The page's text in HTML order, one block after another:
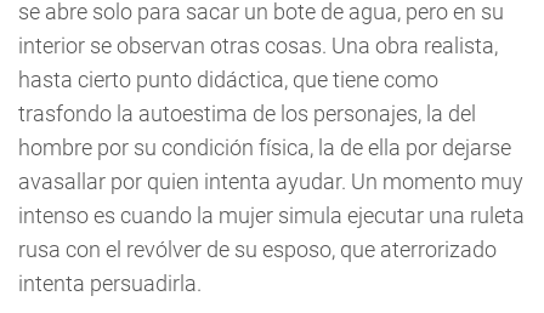
se abre solo para sacar un bote de agua, pero en su
interior se observan otras cosas. Una obra realista,
hasta cierto punto didáctica, que tiene como
trasfondo la autoestima de los personajes, la del
hombre por su condición física, la de ella por dejarse
avasallar por quien intenta ayudar. Un momento muy
intenso es cuando la mujer simula ejecutar una ruleta
rusa con el revólver de su esposo, que aterrorizado
intenta persuadirla.